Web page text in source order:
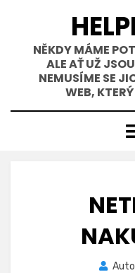
obsahuNĚKDY MÁME
ALE AŤ UŽ
NEMUSÍME SE
WEB,